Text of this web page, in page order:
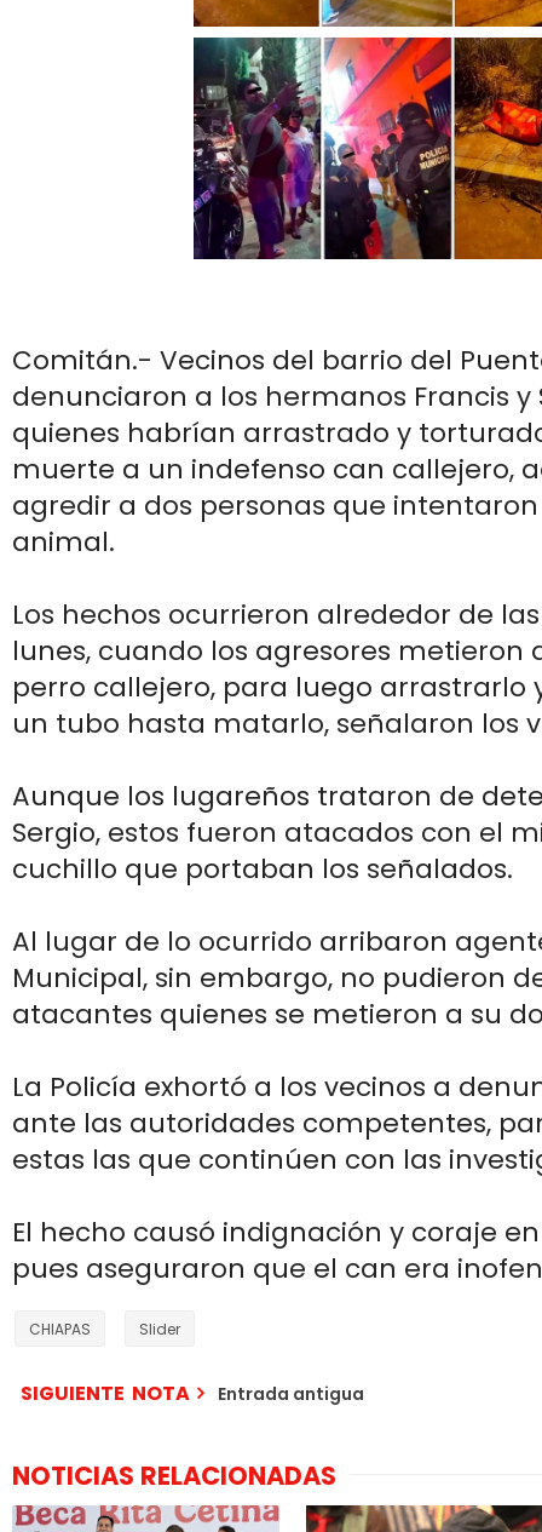
Comitán.- Vecinos del barrio del
denunciaron a los hermanos Francis y
quienes habrían arrastrado y
muerte a un indefenso can callejero,
agredir a dos personas que
animal.
Los hechos ocurrieron alrededor de
lunes, cuando los agresores metieron
perro callejero, para luego arrastrarlo
un tubo hasta matarlo, señalaron los
Aunque los lugareños trataron de
Sergio, estos fueron atacados con el
cuchillo que portaban los señalados.
Al lugar de lo ocurrido arribaron
Municipal, sin embargo, no pudieron
atacantes quienes se metieron a su
La Policía exhortó a los vecinos a
ante las autoridades competentes,
estas las que continúen con las
El hecho causó indignación y coraje
pues aseguraron que el can era
CHIAPAS Slider
SIGUIENTE NOTA Entrada antigua
NOTICIAS RELACIONADAS